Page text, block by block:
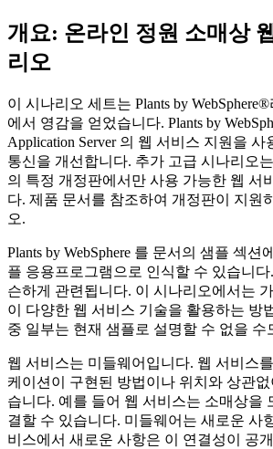
개요: 온라인 정원 소매상
리오
이 시나리오 세트는 Plants by
에서 영감을 얻었습니다. Plants by
Application Server 의 웹 서비스 지원을 사
통신을 개선합니다. 추가 고급 시나리오
의 특정 개정판에서만 사용 가능한 웹 서
다. 제품 문서를 참조하여 개정판이 지원
오.
Plants by WebSphere 를 문서의 샘플 섹션
플 응용프로그램으로 인식할 수 있습니
슨하게 관련됩니다. 이 시나리오에서는
이 다양한 웹 서비스 기술을 활용하는 방
중 일부는 현재 샘플로 설명할 수 없을 수
웹 서비스는 미들웨어입니다. 웹 서비스
케이션이 구현된 방법이나 위치와 상관
습니다. 예를 들어 웹 서비스는 소매상을
결할 수 있습니다. 미들웨어는 새로운 사
비스에서 새로운 사항은 이 연결성이 공